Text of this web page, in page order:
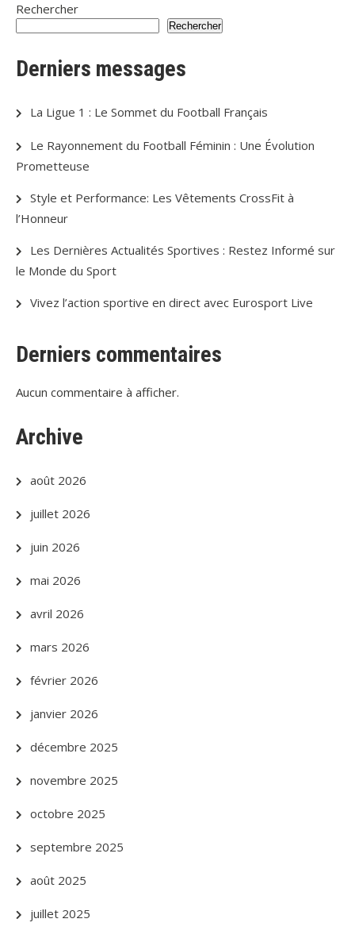
Rechercher
Rechercher
Derniers messages
La Ligue 1 : Le Sommet du Football Français
Le Rayonnement du Football Féminin : Une Évolution
Prometteuse
Style et Performance: Les Vêtements CrossFit à
l’Honneur
Les Dernières Actualités Sportives : Restez Informé sur
le Monde du Sport
Vivez l’action sportive en direct avec Eurosport Live
Derniers commentaires
Aucun commentaire à afficher.
Archive
août 2026
juillet 2026
juin 2026
mai 2026
avril 2026
mars 2026
février 2026
janvier 2026
décembre 2025
novembre 2025
octobre 2025
septembre 2025
août 2025
juillet 2025